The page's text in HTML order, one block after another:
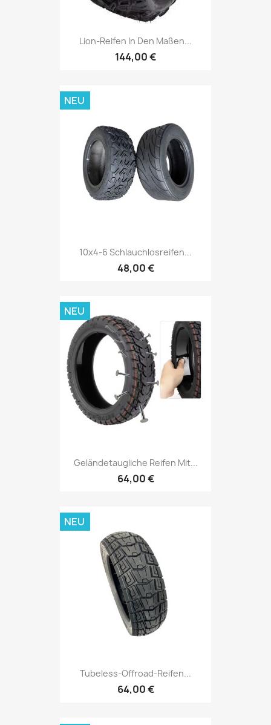
Lion-Reifen In Den Maßen...
144,00 €
10x4-6 Schlauchlosreifen...
48,00 €
NEU
Geländetaugliche Reifen Mit...
64,00 €
NEU
Tubeless-Offroad-Reifen...
64,00 €
NEU